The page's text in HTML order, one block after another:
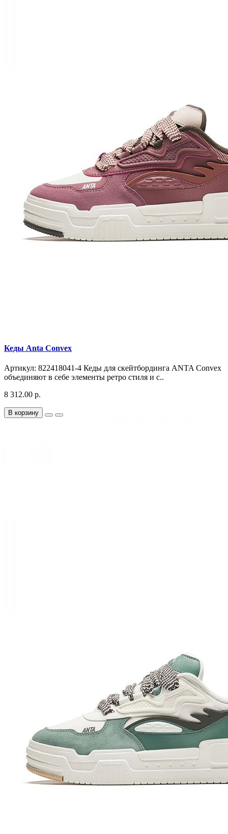
Кеды Anta Convex
Артикул: 822418041-4 Кеды для скейтбординга ANTA Convex
объединяют в себе элементы ретро стиля и с..
8 312.00 р.
В корзину